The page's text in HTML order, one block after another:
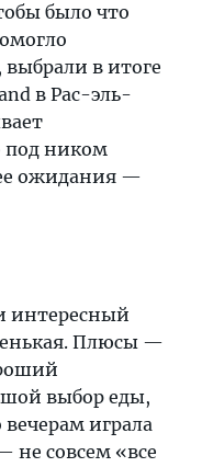
было что
выбрали в итоге
в Рас-эль-
под ником
ожидания —
интересный
Плюсы —
выбор еды,
играла
совсем «все